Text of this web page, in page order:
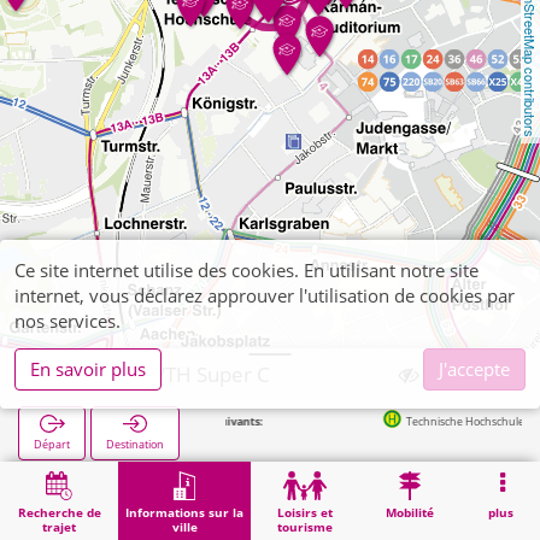
OpenStreetMap contributors
Recherche de
trajet
Informations sur la
ville
Loisirs et
tourisme
Mobilité plus
Aachen, RWTH Super C
Départ Destination
Arrêts suivants: Technische Hochschule in 98m
Démarrage Informations sur la ville
Établissements universitaires et écoles supérieures
Aachen, RWTH Super C
Ce site internet utilise des cookies. En utilisant notre site
internet, vous déclarez approuver l'utilisation de cookies par
nos services.
En savoir plus
J'accepte